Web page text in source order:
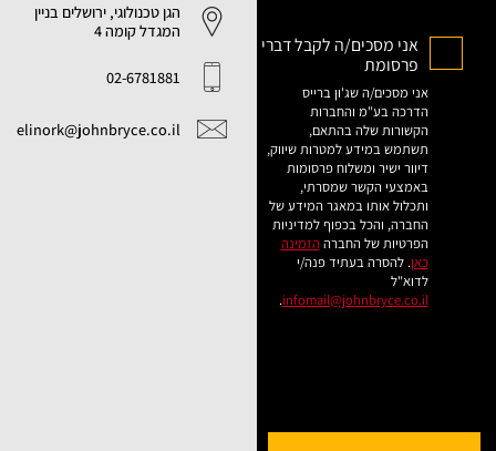
אני מסכים/ה לקבל דברי
פרסומת
אני מסכים/ה שג'ון ברייס
הדרכה בע"מ והחברות
הקשורות שלה בהתאם,
תשתמש במידע למטרות שיווק,
דיוור ישיר ומשלוח פרסומות
באמצעי הקשר שמסרתי,
ותכלול אותו במאגר המידע של
החברה, והכל בכפוף למדיניות
הפרטיות של החברה הזמינה
כאן. להסרה בעתיד פנה/י
לדוא"ל
infomail@johnbryce.co.il
.
הגן טכנולוגי, ירושלים בניין
המגדל קומה 4
02-6781881
elinork@johnbryce.co.il